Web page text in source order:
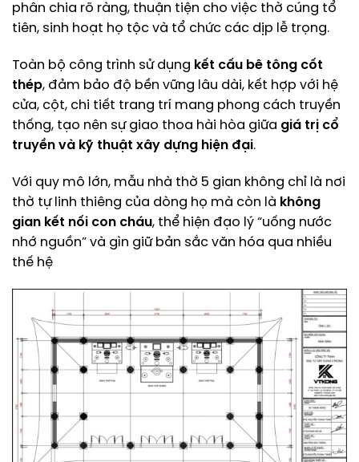
phân chia rõ ràng, thuận tiện cho việc thờ cúng tổ
tiên, sinh hoạt họ tộc và tổ chức các dịp lễ trọng.
Toàn bộ công trình sử dụng kết cấu bê tông cốt
thép, đảm bảo độ bền vững lâu dài, kết hợp với hệ
cửa, cột, chi tiết trang trí mang phong cách truyền
thống, tạo nên sự giao thoa hài hòa giữa giá trị cổ
truyền và kỹ thuật xây dựng hiện đại.
Với quy mô lớn, mẫu nhà thờ 5 gian không chỉ là nơi
thờ tự linh thiêng của dòng họ mà còn là không
gian kết nối con cháu, thể hiện đạo lý “uống nước
nhớ nguồn” và gìn giữ bản sắc văn hóa qua nhiều
thế hệ